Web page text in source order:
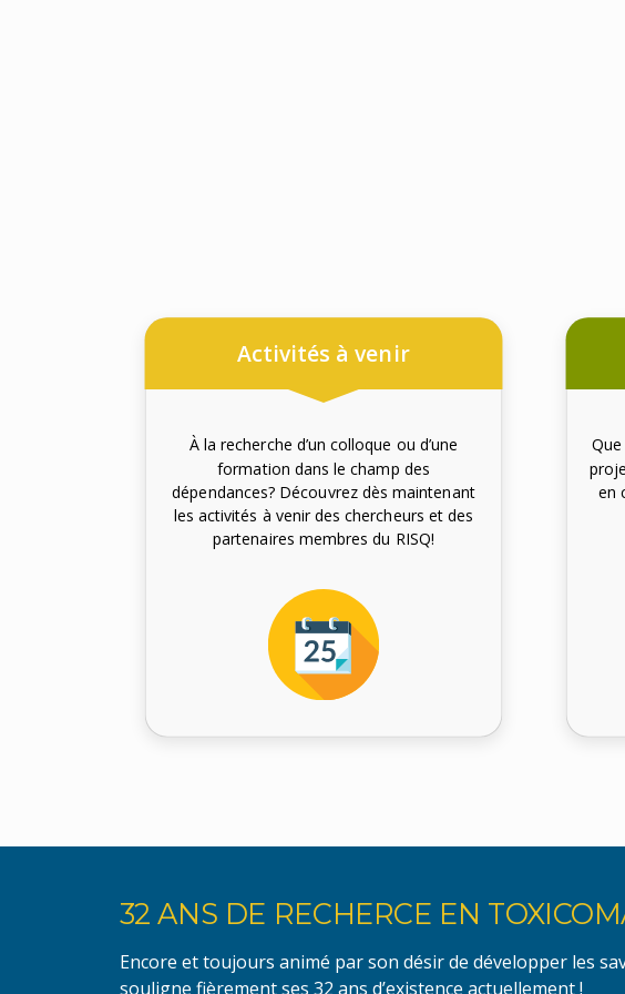
Activités à venir
À la recherche d’un colloque ou d’une
formation dans le champ des
dépendances? Découvrez dès maintenant
les activités à venir des chercheurs et des
partenaires membres du RISQ!
en
32 ANS DE RECHERCE EN
Encore et toujours animé par son désir de développer les
souligne fièrement ses 32 ans d’existence actuellement !